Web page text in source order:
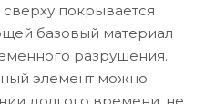
покрывается
базовый материал
разрушения.
элемент можно